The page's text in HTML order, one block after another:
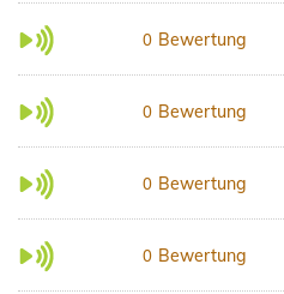
0 Bewertung
0 Bewertung
0 Bewertung
0 Bewertung